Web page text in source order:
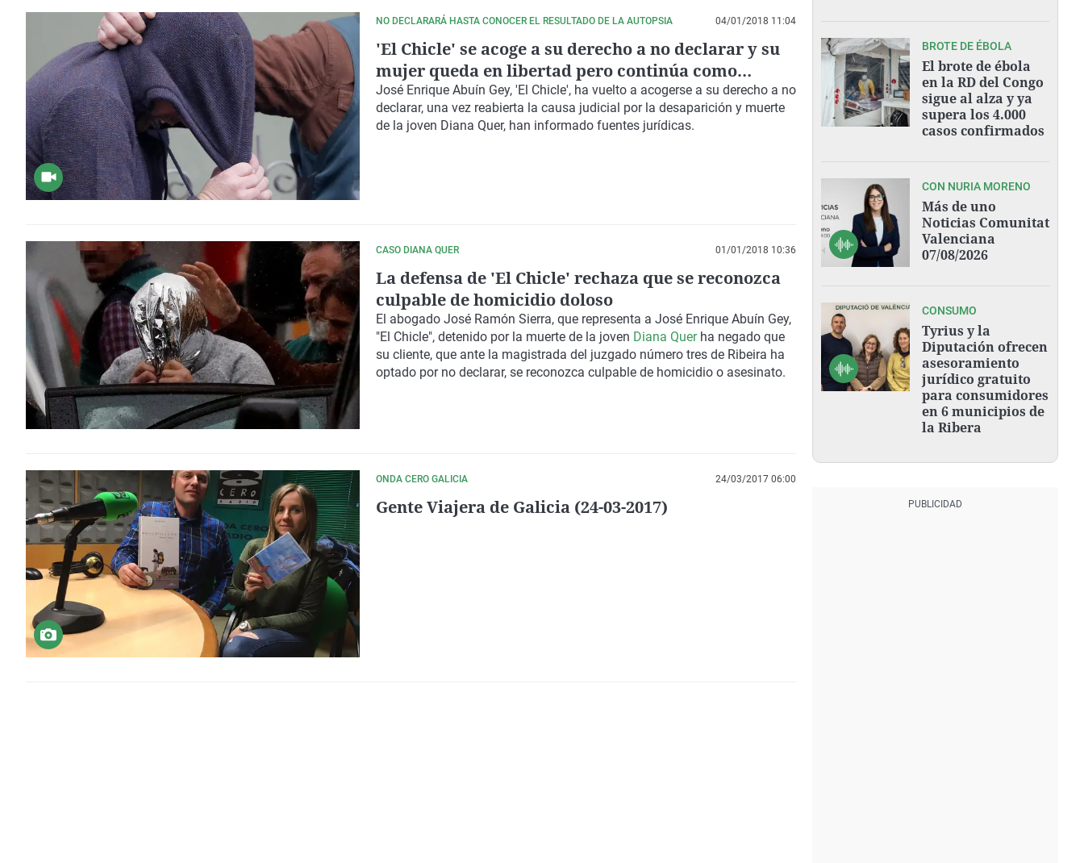
NO DECLARARÁ HASTA CONOCER EL RESULTADO DE LA AUTOPSIA 04/01/2018 11:04
'El Chicle' se acoge a su derecho a no declarar y su
mujer queda en libertad pero continúa como
investigada por la muerte de Diana Quer
José Enrique Abuín Gey, 'El Chicle', ha vuelto a acogerse a su derecho a no
declarar, una vez reabierta la causa judicial por la desaparición y muerte
de la joven Diana Quer, han informado fuentes jurídicas.
CASO DIANA QUER 01/01/2018 10:36
La defensa de 'El Chicle' rechaza que se reconozca
culpable de homicidio doloso
El abogado José Ramón Sierra, que representa a José Enrique Abuín Gey,
"El Chicle", detenido por la muerte de la joven Diana Querha negado que
su cliente, que ante la magistrada del juzgado número tres de Ribeira ha
optado por no declarar, se reconozca culpable de homicidio o asesinato.
ONDA CERO GALICIA 24/03/2017 06:00
Gente Viajera de Galicia (24-03-2017)
BROTE DE ÉBOLA
El brote de ébola
en la RD del Congo
sigue al alza y ya
supera los 4.000
casos confirmados
CON NURIA MORENO
Más de uno
Noticias Comunitat
Valenciana
07/08/2026
CONSUMO
Tyrius y la
Diputación ofrecen
asesoramiento
jurídico gratuito
para consumidores
en 6 municipios de
la Ribera